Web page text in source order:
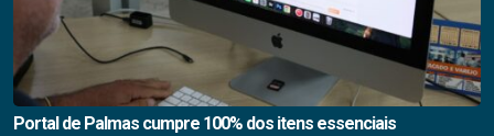
Portal de Palmas cumpre 100% dos itens essenciais